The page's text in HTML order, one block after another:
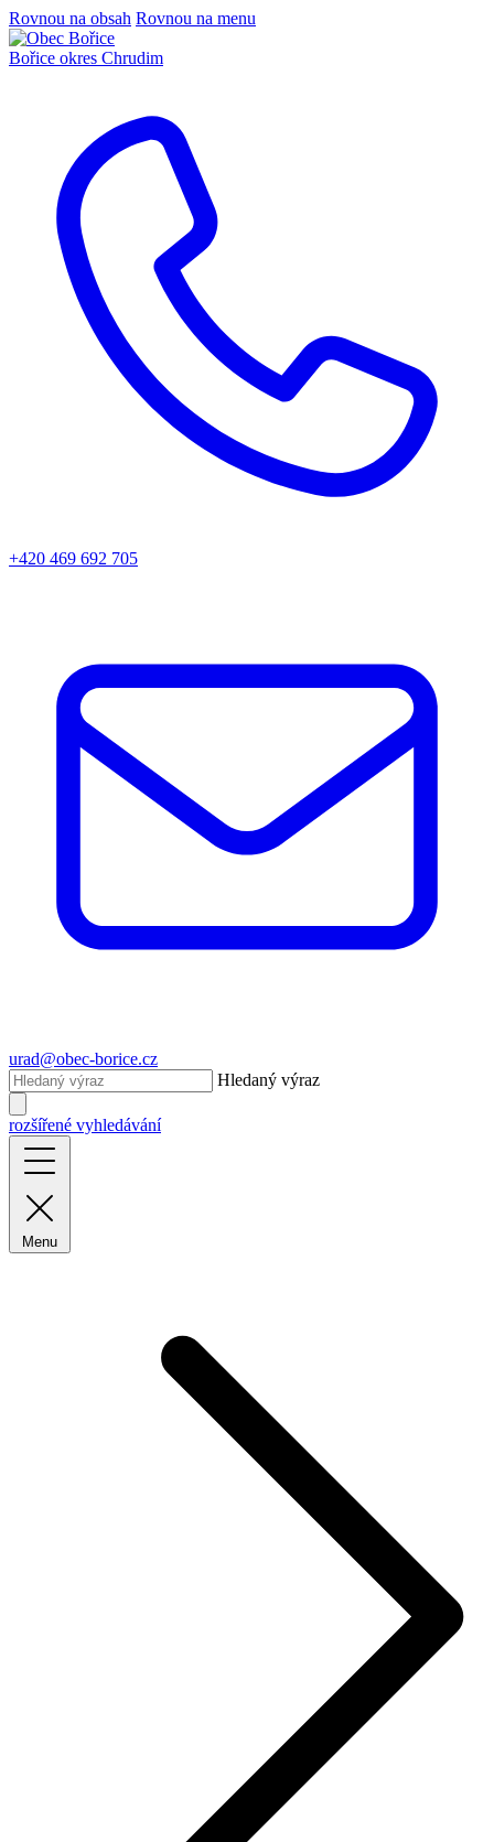
Rovnou na obsah Rovnou na menu
Bořice okres Chrudim
+420 469 692 705
urad@obec-borice.cz
Hledaný výraz
rozšířené vyhledávání
Menu